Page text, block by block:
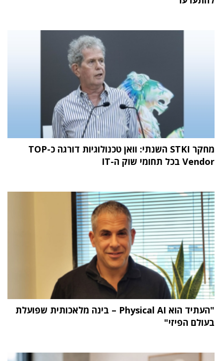
מחקר STKI השנתי: וואן טכנולוגיות דורגה כ-TOP
Vendor בכל תחומי שוק ה-IT
"העתיד הוא Physical AI – בינה מלאכותית שפועלת
בעולם הפיזי"